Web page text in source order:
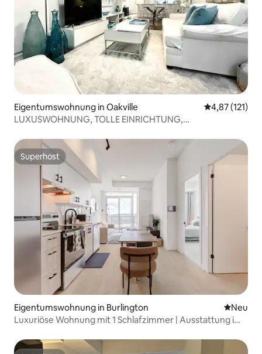
Eigentumswohnung in Oakville
4,87 (121)
LUXUSWOHNUNG, TOLLE EINRICHTUNG,
Superhost
Superhost
Eigentumswohnung in Burlington Neue
Neu
Luxuriöse Wohnung mit 1 Schlafzimmer | Ausstattung im